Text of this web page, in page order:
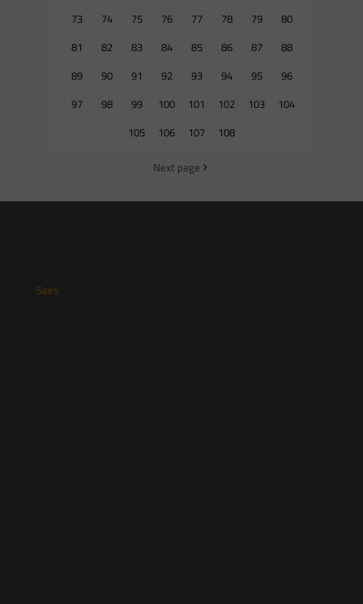
73
74 75 76 77 78 79
80
81
82 83 84 85 86 87
88
89
90 91 92 93 94 95
96
97
98 99 100 101 102 103
104
105
106 107 108
Next page
Saes